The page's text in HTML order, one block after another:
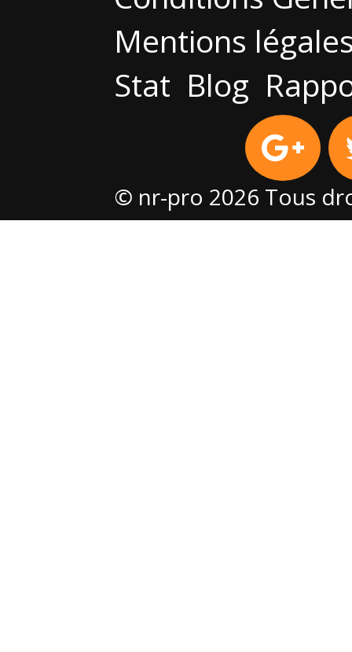
Mentions
Stat Blog
© nr-pro 2026 Tous